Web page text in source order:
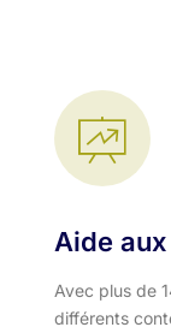
Aide
Avec plus de
différents